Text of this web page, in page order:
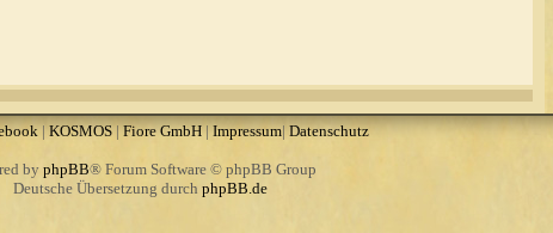
|KOSMOS| Fiore GmbH| Impressum|Datenschutz
by phpBB® Forum Software © phpBB Group
Deutsche Übersetzung durch phpBB.de